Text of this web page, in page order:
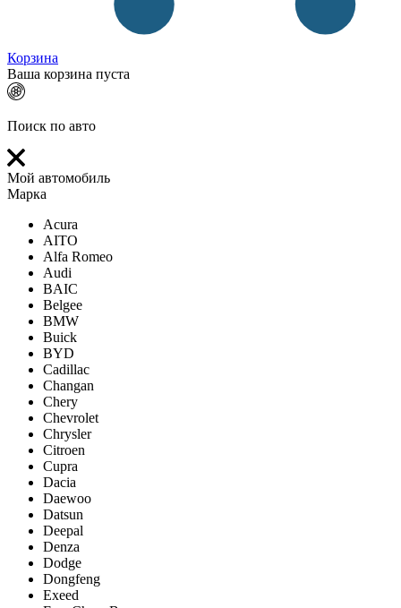
Корзина
Ваша корзина пуста
Поиск по авто
Мой автомобиль
Марка
Acura
AITO
Alfa Romeo
Audi
BAIC
Belgee
BMW
Buick
BYD
Cadillac
Changan
Chery
Chevrolet
Chrysler
Citroen
Cupra
Dacia
Daewoo
Datsun
Deepal
Denza
Dodge
Dongfeng
Exeed